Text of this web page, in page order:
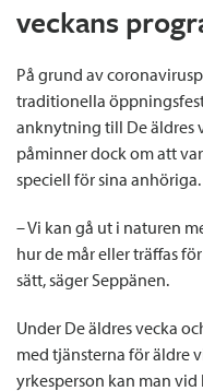
veckans
På grund av
traditionella
anknytning till De äldres
påminner dock om att
speciell för sina anhöriga.
– Vi kan gå ut i naturen
hur de mår eller träffas
sätt, säger Seppänen.
Under De äldres vecka
med tjänsterna för äldre
yrkesperson kan man